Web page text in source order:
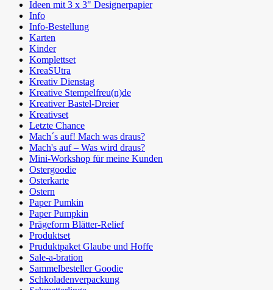
Ideen mit 3 x 3" Designerpapier
Info
Info-Bestellung
Karten
Kinder
Komplettset
KreaSUtra
Kreativ Dienstag
Kreative Stempelfreu(n)de
Kreativer Bastel-Dreier
Kreativset
Letzte Chance
Mach´s auf! Mach was draus?
Mach's auf – Was wird draus?
Mini-Workshop für meine Kunden
Ostergoodie
Osterkarte
Ostern
Paper Pumkin
Paper Pumpkin
Prägeform Blätter-Relief
Produktset
Pruduktpaket Glaube und Hoffe
Sale-a-bration
Sammelbesteller Goodie
Schkoladenverpackung